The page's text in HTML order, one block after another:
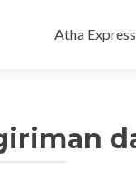
ke
Atha Express